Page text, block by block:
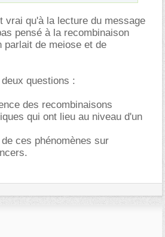
vrai qu'à la lecture du message
pensé à la recombinaison
parlait de meiose et de
questions :
des recombinaisons
qui ont lieu au niveau d'un
ces phénomènes sur